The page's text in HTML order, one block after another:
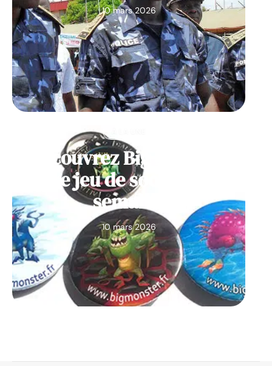
10 mars 2026
Découvrez Big Monster,
notre jeu de société de la
semaine
10 mars 2026